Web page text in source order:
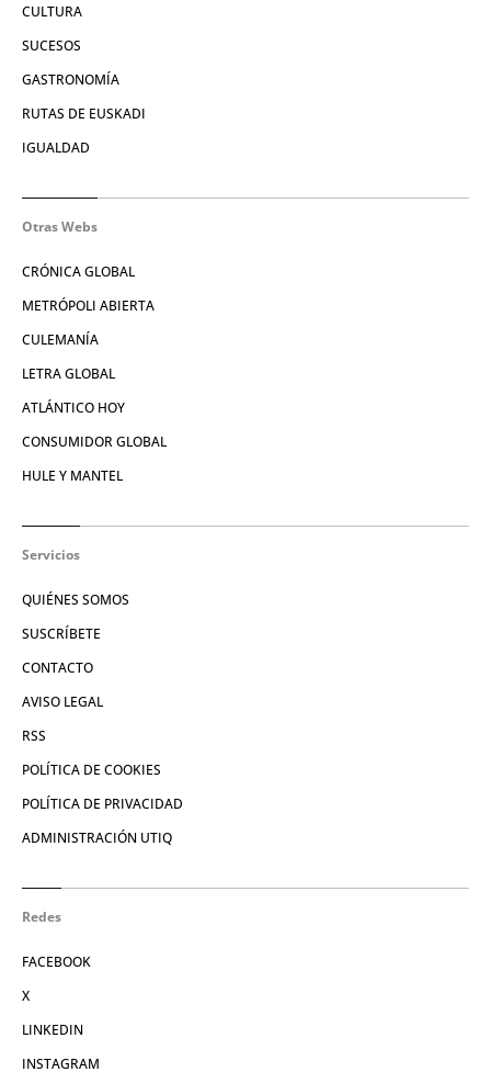
CULTURA
SUCESOS
GASTRONOMÍA
RUTAS DE EUSKADI
IGUALDAD
Otras Webs
CRÓNICA GLOBAL
METRÓPOLI ABIERTA
CULEMANÍA
LETRA GLOBAL
ATLÁNTICO HOY
CONSUMIDOR GLOBAL
HULE Y MANTEL
Servicios
QUIÉNES SOMOS
SUSCRÍBETE
CONTACTO
AVISO LEGAL
RSS
POLÍTICA DE COOKIES
POLÍTICA DE PRIVACIDAD
ADMINISTRACIÓN UTIQ
Redes
FACEBOOK
X
LINKEDIN
INSTAGRAM